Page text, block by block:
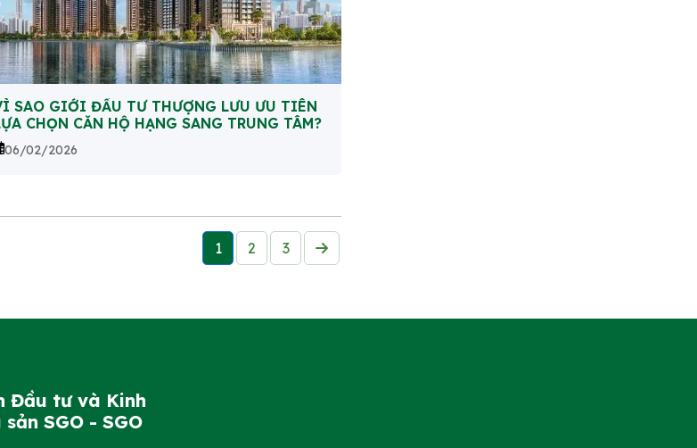
SAO GIỚI ĐẦU TƯ THƯỢNG LƯU ƯU TIÊN
CHỌN CĂN HỘ HẠNG SANG TRUNG TÂM?
06/02/2026
1 2 3
Next
Đầu tư và Kinh
SGO - SGO